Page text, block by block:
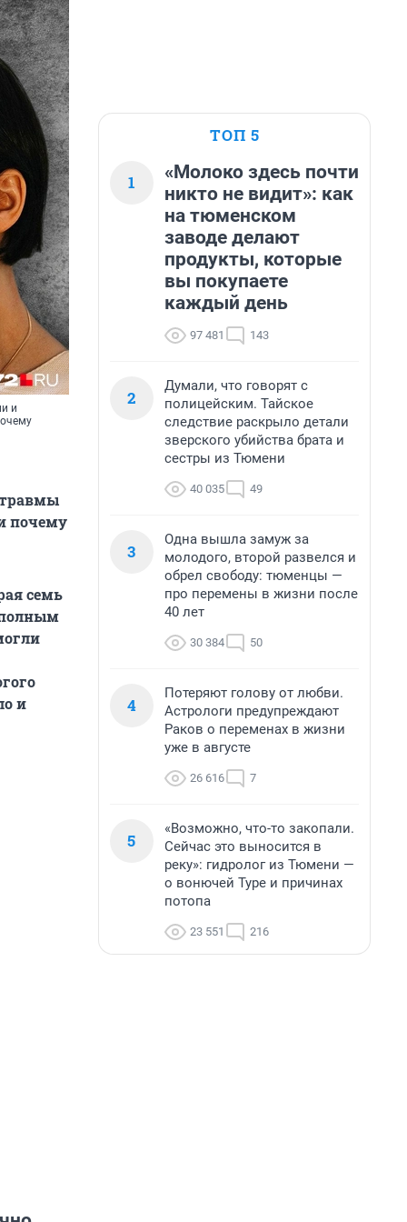
и
травмы
почему
семь
и
ТОП 5
1
«Молоко здесь почти
никто не видит»: как
на тюменском
заводе делают
продукты, которые
вы покупаете
каждый день
97 481 143
2
Думали, что говорят с
полицейским. Тайское
следствие раскрыло детали
зверского убийства брата и
сестры из Тюмени
40 035 49
3
Одна вышла замуж за
молодого, второй развелся и
обрел свободу: тюменцы —
про перемены в жизни после
40 лет
30 384 50
4
Потеряют голову от любви.
Астрологи предупреждают
Раков о переменах в жизни
уже в августе
26 616 7
5
«Возможно, что-то закопали.
Сейчас это выносится в
реку»: гидролог из Тюмени —
о вонючей Туре и причинах
потопа
23 551 216